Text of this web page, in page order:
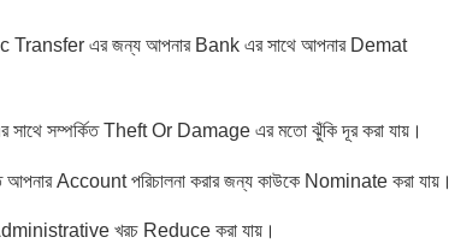
এর জন্য আপনার Bank এর সাথে আপনার Demat
সম্পর্কিত Theft Or Damage এর মতো ঝুঁকি দূর করা যায়।
আপনার Account পরিচালনা করার জন্য কাউকে Nominate করা যায়।
খরচ Reduce করা যায়।